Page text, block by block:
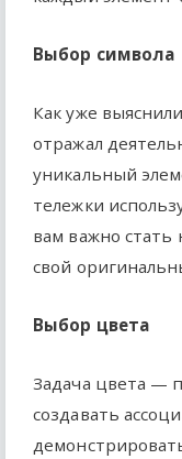
Выбор символа
Как уже
отражал
уникальный
тележки
вам важно стать
свой
Выбор цвета
Задача цвета —
создавать